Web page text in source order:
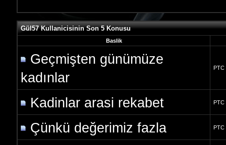
Gül57 Kullanicisinin Son 5 Konusu
Baslik
Geçmişten günümüze
kadınlar
PTC
Kadinlar arasi rekabet PTC
Çünkü değerimiz fazla PTC